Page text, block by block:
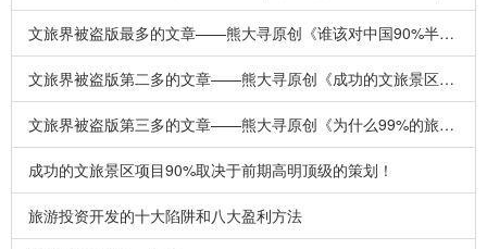
文旅界被盗版最多的文章——熊大寻原创《谁该对中国90%半死不活的景区负责？》
文旅界被盗版第二多的文章——熊大寻原创《成功的文旅景区项目90%取决于前期高明顶级的策划！》
文旅界被盗版第三多的文章——熊大寻原创《为什么99%的旅游规划方案都等于白做？》
成功的文旅景区项目90%取决于前期高明顶级的策划！
旅游投资开发的十大陷阱和八大盈利方法